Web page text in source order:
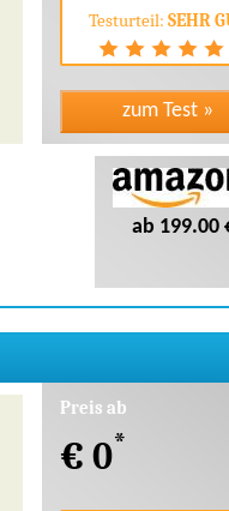
Testurteil: SEHR
ab 199.00
Preis ab
€ 0*